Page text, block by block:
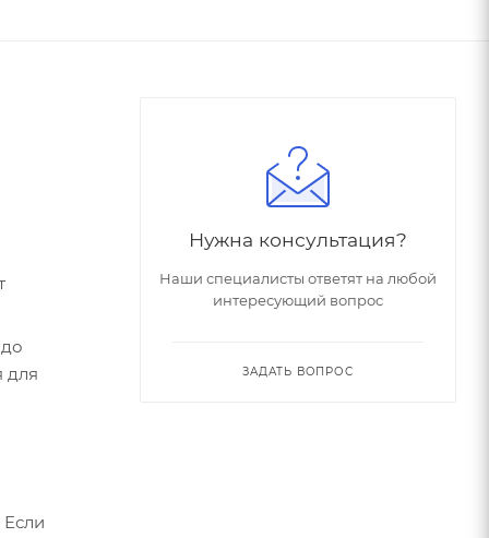
для
Нужна консультация?
Наши специалисты ответят на любой
интересующий вопрос
ЗАДАТЬ ВОПРОС